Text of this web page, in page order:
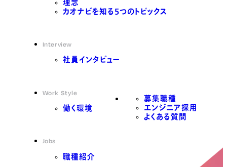
理念
カオナビを知る5つのトピックス
Interview
社員インタビュー
Work Style
働く環境
Jobs
職種紹介
募集職種
エンジニア採用
よくある質問